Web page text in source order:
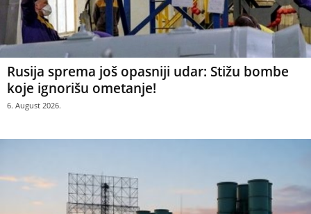
Rusija sprema još opasniji udar: Stižu bombe
koje ignorišu ometanje!
6. August 2026.